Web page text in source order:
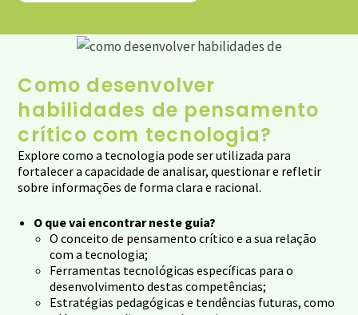
Como desenvolver
habilidades de pensamento
crítico com tecnologia?
Explore como a tecnologia pode ser utilizada para
fortalecer a capacidade de analisar, questionar e refletir
sobre informações de forma clara e racional.
O que vai encontrar neste guia?
O conceito de pensamento crítico e a sua relação
com a tecnologia;
Ferramentas tecnológicas específicas para o
desenvolvimento destas competências;
Estratégias pedagógicas e tendências futuras, como